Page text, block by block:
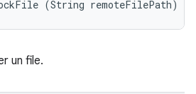
(String remoteFilePath)
un file.